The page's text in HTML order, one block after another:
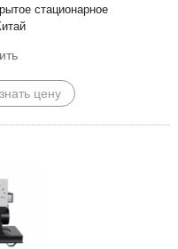
стационарное
цену